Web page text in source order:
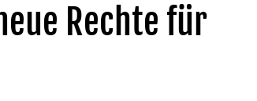
Rechte für